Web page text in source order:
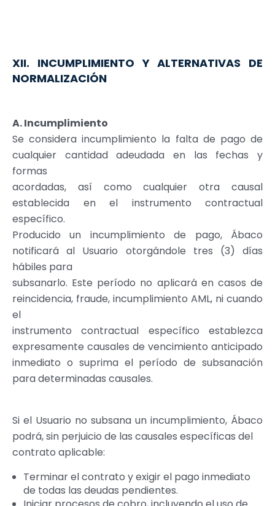
XII. INCUMPLIMIENTO Y ALTERNATIVAS DE
NORMALIZACIÓN
A. Incumplimiento
Se considera incumplimiento la falta de pago de
cualquier cantidad adeudada en las fechas y
formas
acordadas, así como cualquier otra causal
establecida en el instrumento contractual
específico.
Producido un incumplimiento de pago, Ábaco
notificará al Usuario otorgándole tres (3) días
hábiles para
subsanarlo. Este período no aplicará en casos de
reincidencia, fraude, incumplimiento AML, ni cuando
el
instrumento contractual específico establezca
expresamente causales de vencimiento anticipado
inmediato o suprima el período de subsanación
para determinadas causales.
Si el Usuario no subsana un incumplimiento, Ábaco
podrá, sin perjuicio de las causales específicas del
contrato aplicable:
Terminar el contrato y exigir el pago inmediato
de todas las deudas pendientes.